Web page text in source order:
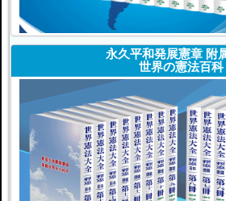
永久平和発展憲章 附
世界の憲法百科